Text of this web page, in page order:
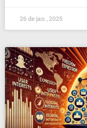
26 de jan , 2025